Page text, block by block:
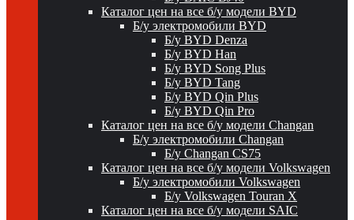
Каталог цен на все б/у модели BYD
Б/у электромобили BYD
Б/у BYD Denza
Б/у BYD Han
Б/у BYD Song Plus
Б/у BYD Tang
Б/у BYD Qin Plus
Б/у BYD Qin Pro
Каталог цен на все б/у модели Changan
Б/у электромобили Changan
Б/у Changan CS75
Каталог цен на все б/у модели Volkswagen
Б/у электромобили Volkswagen
Б/у Volkswagen Touran X
Каталог цен на все б/у модели SAIC